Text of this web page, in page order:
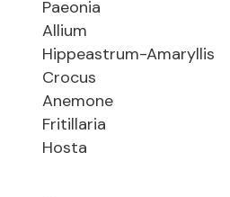
Paeonia
Allium
Hippeastrum-Amaryllis
Crocus
Anemone
Fritillaria
Hosta